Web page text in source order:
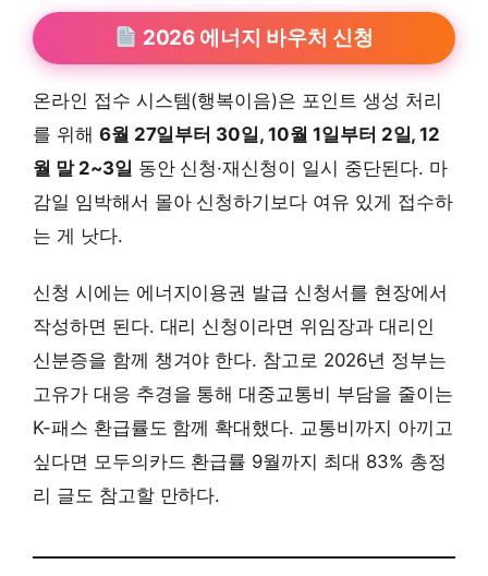
2026 에너지 바우처 신청
온라인 접수 시스템(행복이음)은 포인트 생성 처리
를 위해 6월 27일부터 30일, 10월 1일부터 2일, 12
월 말 2~3일 동안 신청·재신청이 일시 중단된다. 마
감일 임박해서 몰아 신청하기보다 여유 있게 접수하
는 게 낫다.
신청 시에는 에너지이용권 발급 신청서를 현장에서
작성하면 된다. 대리 신청이라면 위임장과 대리인
신분증을 함께 챙겨야 한다. 참고로 2026년 정부는
고유가 대응 추경을 통해 대중교통비 부담을 줄이는
K-패스 환급률도 함께 확대했다. 교통비까지 아끼고
싶다면 모두의카드 환급률 9월까지 최대 83% 총정
리 글도 참고할 만하다.